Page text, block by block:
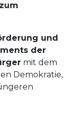
und
der
mit dem
Demokratie,